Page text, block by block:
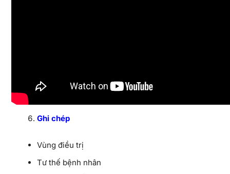
Ghi chép
Vùng điều trị
Tư thế bệnh nhân